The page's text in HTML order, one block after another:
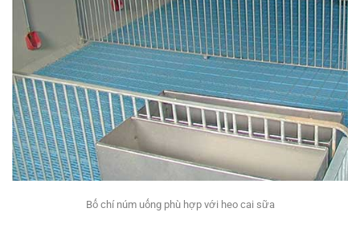
Bố chí núm uống phù hợp với heo cai sữa